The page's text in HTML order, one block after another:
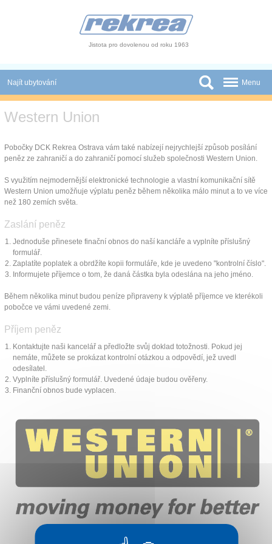
Jistota pro dovolenou od roku 1963
Najít ubytování
Státy
Autobusové zájezdy
Skupiny a konference
O nás
Menu
Western Union
Pobočky DCK Rekrea Ostrava vám také nabízejí nejrychlejší způsob posílání
peněz ze zahraničí a do zahraničí pomocí služeb společnosti Western Union.
S využitím nejmodernější elektronické technologie a vlastní komunikační sítě
Western Union umožňuje výplatu peněz během několika málo minut a to ve více
než 180 zemích světa.
Zaslání peněz
Jednoduše přinesete finační obnos do naší kancláře a vyplníte příslušný
formulář.
Zaplatíte poplatek a obrdžíte kopii formuláře, kde je uvedeno "kontrolní číslo".
Informujete příjemce o tom, že daná částka byla odeslána na jeho jméno.
Během několika minut budou peníze připraveny k výplatě příjemce ve kterékoli
pobočce ve vámi uvedené zemi.
Příjem peněz
Kontaktujte naši kancelář a předložte svůj doklad totožnosti. Pokud jej
nemáte, můžete se prokázat kontrolní otázkou a odpovědí, jež uvedl
odesílatel.
Vyplníte příslušný formulář. Uvedené údaje budou ověřeny.
Finanční obnos bude vyplacen.